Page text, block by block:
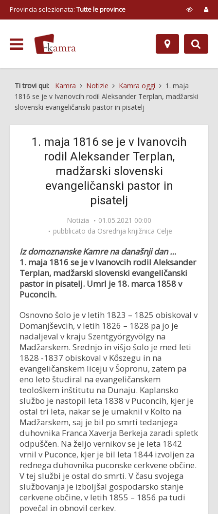
Provincia selezionata: Tutte le province
Ti trovi qui: Kamra Notizie Kamra oggi
1. maja
1816 se je v Ivanovcih rodil Aleksander Terplan, madžarski
slovenski evangeličanski pastor in pisatelj
1. maja 1816 se je v Ivanovcih
rodil Aleksander Terplan,
madžarski slovenski
evangeličanski pastor in
pisatelj
Notizia
01.05.2021 00:00
pubblicato da Osrednja knjižnica Celje
Iz domoznanske Kamre na današnji dan …
1. maja 1816 se je v Ivanovcih rodil Aleksander
Terplan, madžarski slovenski evangeličanski
pastor in pisatelj. Umrl je 18. marca 1858 v
Puconcih.
Osnovno šolo je v letih 1823 – 1825 obiskoval v
Domanjševcih, v letih 1826 – 1828 pa jo je
nadaljeval v kraju Szentgyörgyvölgy na
Madžarskem. Srednjo in višjo šolo je med leti
1828 -1837 obiskoval v Kőszegu in na
evangeličanskem liceju v Šopronu, zatem pa
eno leto študiral na evangeličanskem
teološkem inštitutu na Dunaju. Kaplansko
službo je nastopil leta 1838 v Puconcih, kjer je
ostal tri leta, nakar se je umaknil v Kolto na
Madžarskem, saj je bil po smrti tedanjega
duhovnika Franca Xaverja Berkeja zaradi spletk
odpuščen. Na željo vernikov se je leta 1842
vrnil v Puconce, kjer je bil leta 1844 izvoljen za
rednega duhovnika puconske cerkvene občine.
V tej službi je ostal do smrti. V času svojega
službovanja je izboljšal gospodarsko stanje
cerkvene občine, v letih 1855 – 1856 pa tudi
povečal in obnovil cerkev.